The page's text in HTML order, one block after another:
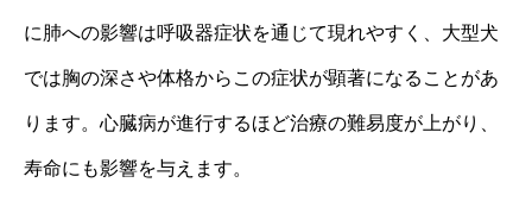
に肺への影響は呼吸器症状を通じて現れやすく、大型犬
では胸の深さや体格からこの症状が顕著になることがあ
ります。心臓病が進行するほど治療の難易度が上がり、
寿命にも影響を与えます。